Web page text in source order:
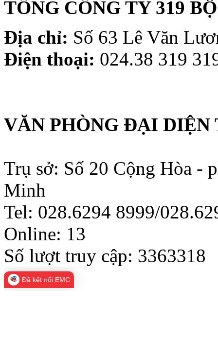
TỔNG CÔNG TY 319
Địa chỉ: Số 63 Lê Văn
Điện thoại: 024.38 319
VĂN PHÒNG ĐẠI
Trụ sở: Số 20 Cộng Hòa -
Minh
Tel: 028.6294 8999/
Online: 13
Số lượt truy cập: 3363318
Đã kết nối EMC